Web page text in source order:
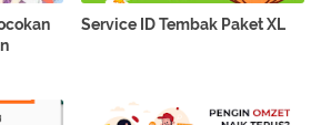
Service ID Tembak Paket XL